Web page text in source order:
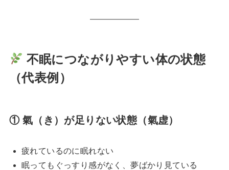
不眠につながりやすい体の状態
（代表例）
① 氣（き）が足りない状態（氣虚）
疲れているのに眠れない
眠ってもぐっすり感がなく、夢ばかり見ている